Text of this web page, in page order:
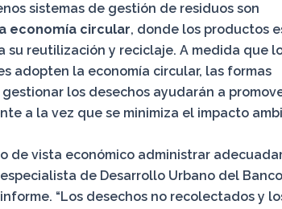
sistemas de gestión de residuos son
economía circular, donde los productos
su reutilización y reciclaje. A medida que
adopten la economía circular, las formas
los desechos ayudarán a
a la vez que se minimiza el impacto
de vista económico administrar
de Desarrollo Urbano del Banco
“Los desechos no recolectados y